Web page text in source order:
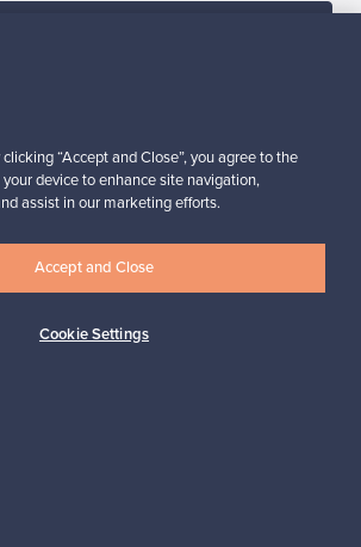
Turvalliset maksut
“Accept and Close”, you agree to the
device to enhance site navigation,
assist in our marketing efforts.
Cookie Settings
Accept and Close